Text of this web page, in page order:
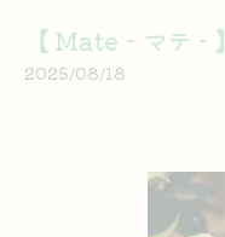
【 Mate - マテ - 】
2025/08/18